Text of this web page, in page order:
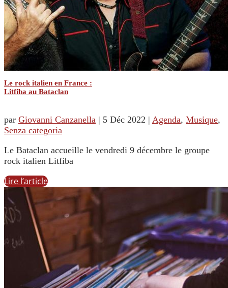
Le rock italien en France :
Litfiba au Bataclan
par Giovanni Canzanella | 5 Déc 2022 | Agenda, Musique,
Senza categoria
Le Bataclan accueille le vendredi 9 décembre le groupe
rock italien Litfiba
Lire l’article